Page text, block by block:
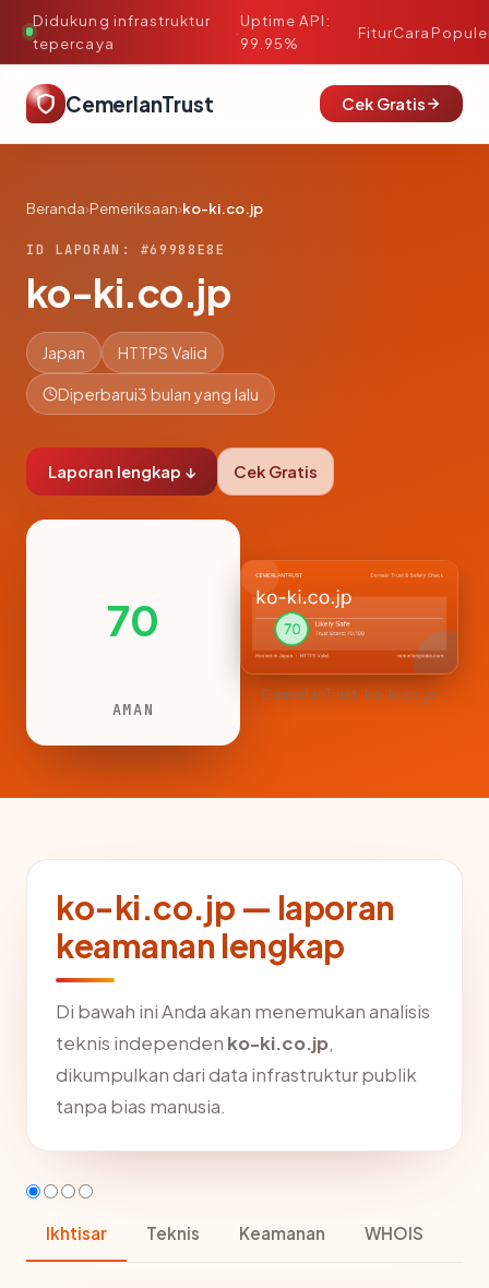
Didukung infrastruktur
tepercaya
·
Uptime API:
99.95%
FiturCara
CemerlanTrust Cek Gratis
Beranda›Pemeriksaan›ko-ki.co.jp
ID LAPORAN: #69988E8E
ko-ki.co.jp
Japan HTTPS Valid
Diperbarui3 bulan yang lalu
Laporan lengkap ↓ Cek Gratis
70
AMAN
CemerlanTrust · ko-ki.co.jp
ko-ki.co.jp — laporan
keamanan lengkap
Di bawah ini Anda akan menemukan analisis
teknis independen ko-ki.co.jp,
dikumpulkan dari data infrastruktur publik
tanpa bias manusia.
Ikhtisar Teknis Keamanan WHOIS